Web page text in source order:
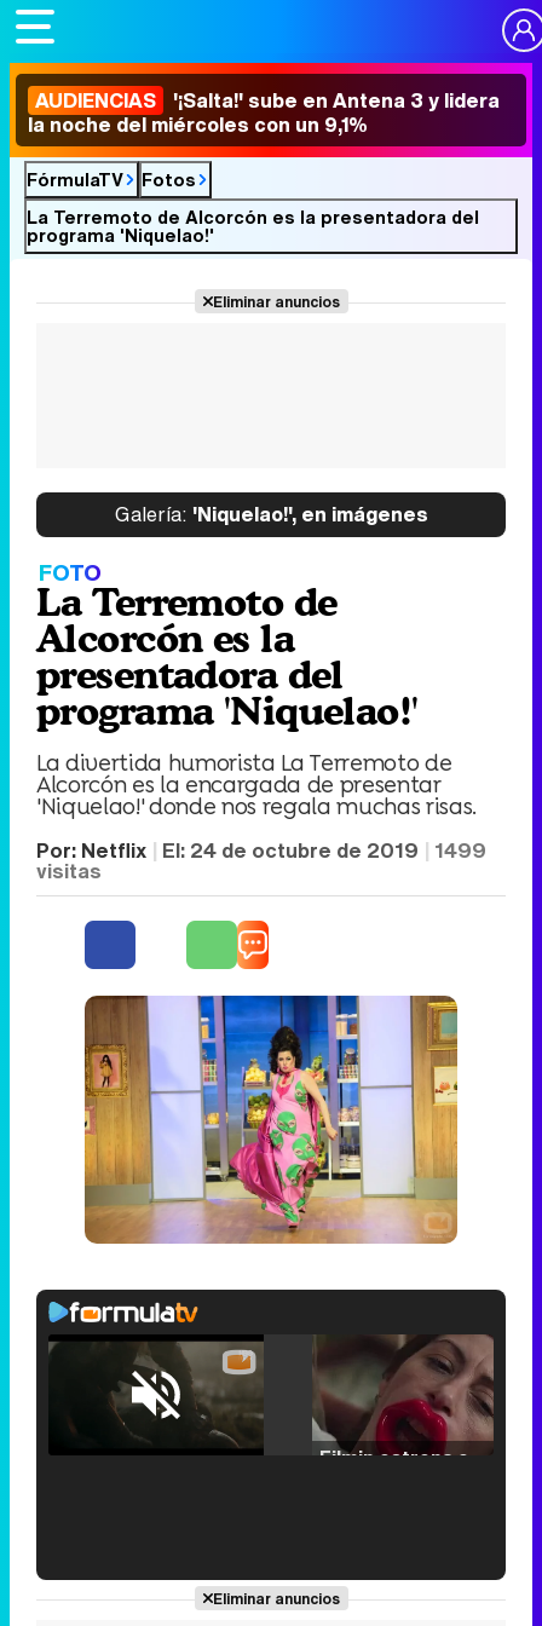
AUDIENCIAS '¡Salta!' sube en Antena 3 y lidera
la noche del miércoles con un 9,1%
FórmulaTV
Fotos
La Terremoto de Alcorcón es la presentadora del
programa 'Niquelao!'
Eliminar anuncios
Galería: 'Niquelao!', en imágenes
FOTO
La Terremoto de
Alcorcón es la
presentadora del
programa 'Niquelao!'
La divertida humorista La Terremoto de
Alcorcón es la encargada de presentar
'Niquelao!' donde nos regala muchas risas.
Por: Netflix El: 24 de octubre de 2019 1499
visitas
Unmute /
Loaded:
25.30%
'120 Minutos' celebra sus 2.000 programas en Telemadrid con un vídeo del día a día en la redacción
Eliminar anuncios